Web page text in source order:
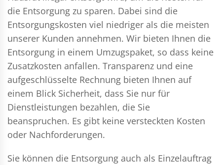
die Entsorgung zu sparen. Dabei sind die
Entsorgungskosten viel niedriger als die meisten
unserer Kunden annehmen. Wir bieten Ihnen die
Entsorgung in einem Umzugspaket, so dass keine
Zusatzkosten anfallen. Transparenz und eine
aufgeschlüsselte Rechnung bieten Ihnen auf
einem Blick Sicherheit, dass Sie nur für
Dienstleistungen bezahlen, die Sie
beanspruchen. Es gibt keine versteckten Kosten
oder Nachforderungen.
Sie können die Entsorgung auch als Einzelauftrag